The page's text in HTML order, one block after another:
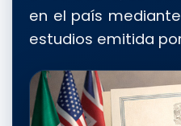
en el país
estudios emitida por